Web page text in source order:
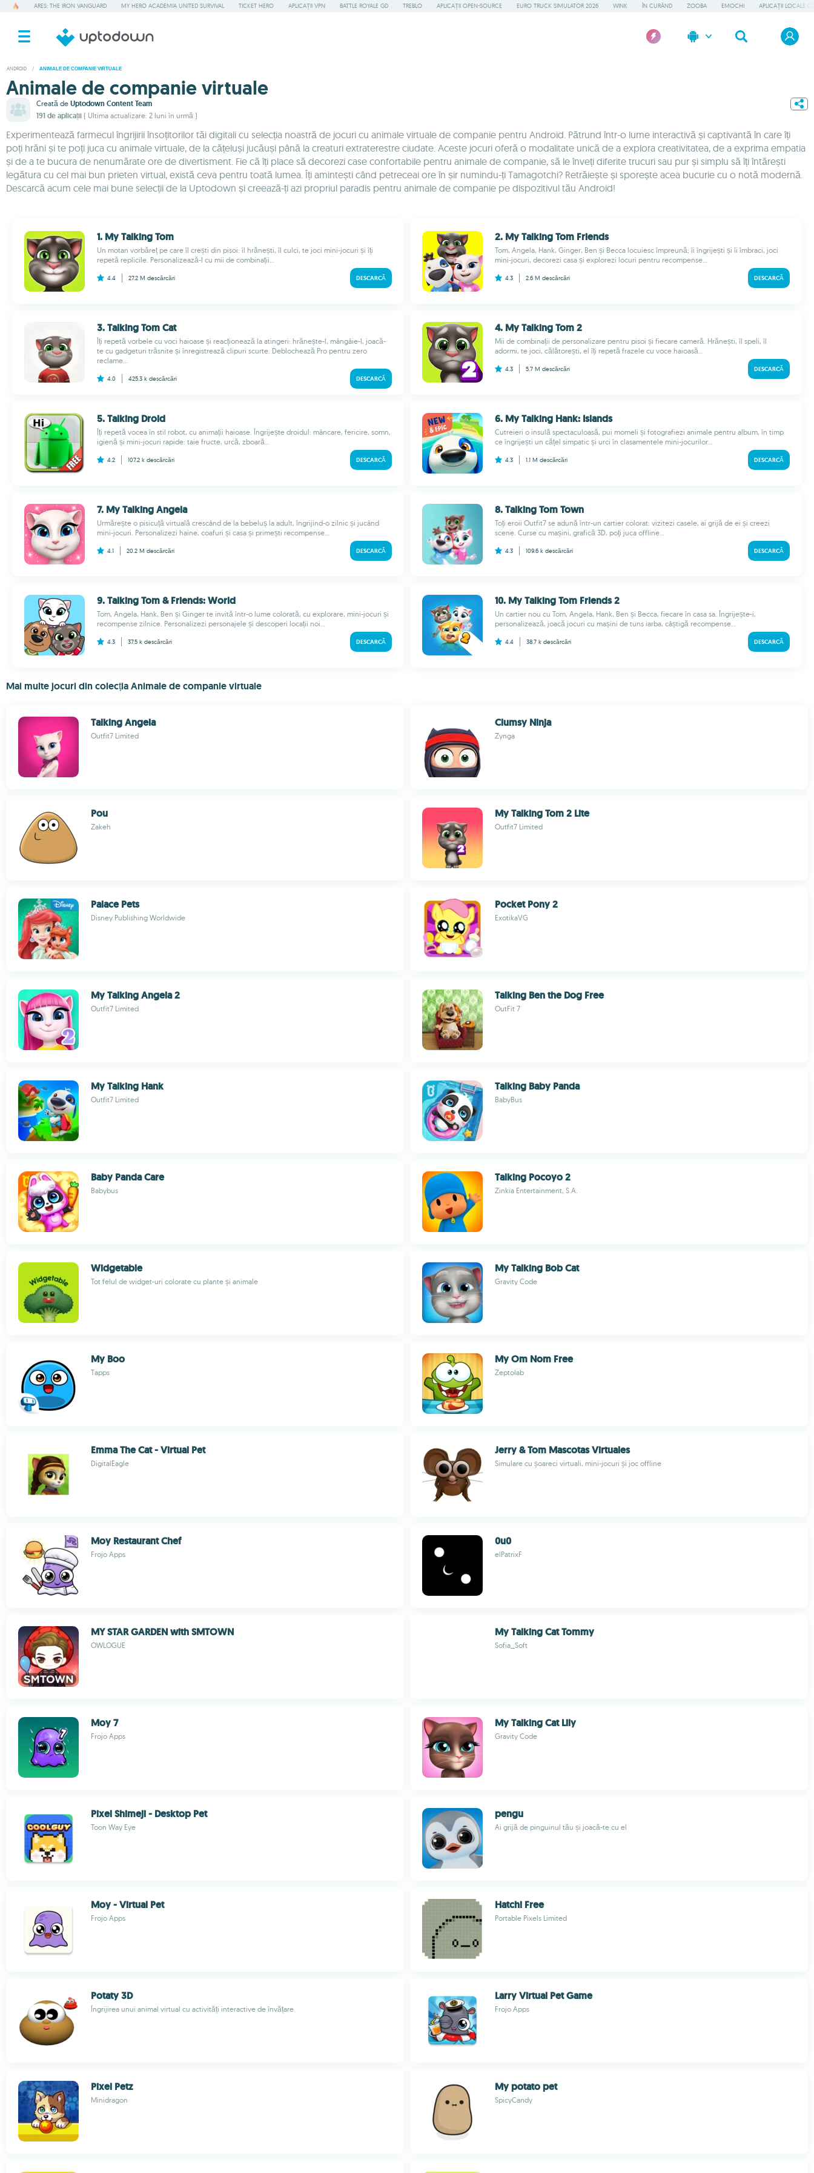
ARES: THE IRON VANGUARD MY HERO ACADEMIA UNITED SURVIVAL TICKET HERO APLICAȚII VPN BATTLE ROYALE GD TREBLO APLICAȚII OPEN-SOURCE EURO TRUCK SIMULATOR 2026 WINK ÎN CURÂND ZOOBA EMOCHI APLICAȚII LOCALE
ANDROID / ANIMALE DE COMPANIE VIRTUALE
Animale de companie virtuale
Creată de Uptodown Content Team
191 de aplicații ( Ultima actualizare: 2 luni în urmă )
Experimentează farmecul îngrijirii însoțitorilor tăi digitali cu selecția noastră de jocuri cu animale virtuale de companie pentru Android. Pătrund într-o lume interactivă și captivantă în care îți
poți hrăni și te poți juca cu animale virtuale, de la cățeluși jucăuși până la creaturi extraterestre ciudate. Aceste jocuri oferă o modalitate unică de a explora creativitatea, de a exprima empatia
și de a te bucura de nenumărate ore de divertisment. Fie că îți place să decorezi case confortabile pentru animale de companie, să le înveți diferite trucuri sau pur și simplu să îți întărești
legătura cu cel mai bun prieten virtual, există ceva pentru toată lumea. Îți amintești când petreceai ore în șir numindu-ți Tamagotchi? Retrăiește și sporește acea bucurie cu o notă modernă.
Descarcă acum cele mai bune selecții de la Uptodown și creează-ți azi propriul paradis pentru animale de companie pe dispozitivul tău Android!
1. My Talking Tom
Un motan vorbăreț pe care îl crești din pisoi: îl hrănești, îl culci, te joci mini-jocuri și îți
repetă replicile. Personalizează-l cu mii de combinații...
4.4 27.2 M descărcări DESCARCĂ
2. My Talking Tom Friends
Tom, Angela, Hank, Ginger, Ben și Becca locuiesc împreună; îi îngrijești și îi îmbraci, joci
mini-jocuri, decorezi casa și explorezi locuri pentru recompense...
4.3 2.6 M descărcări DESCARCĂ
3. Talking Tom Cat
Îți repetă vorbele cu voci haioase și reacționează la atingeri: hrănește-l, mângâie-l, joacă-
te cu gadgeturi trăsnite și înregistrează clipuri scurte. Deblochează Pro pentru zero
reclame...
4.0 425.3 k descărcări DESCARCĂ
4. My Talking Tom 2
Mii de combinații de personalizare pentru pisoi și fiecare cameră. Hrănești, îl speli, îl
adormi, te joci, călătorești, el îți repetă frazele cu voce haioasă...
4.3 5.7 M descărcări DESCARCĂ
5. Talking Droid
Îți repetă vocea în stil robot, cu animații haioase. Îngrijește droidul: mâncare, fericire, somn,
igienă și mini‑jocuri rapide: taie fructe, urcă, zboară...
4.2 107.2 k descărcări DESCARCĂ
6. My Talking Hank: Islands
Cutreieri o insulă spectaculoasă, pui momeli și fotografiezi animale pentru album, în timp
ce îngrijești un cățel simpatic și urci în clasamentele mini-jocurilor...
4.3 1.1 M descărcări DESCARCĂ
7. My Talking Angela
Urmărește o pisicuță virtuală crescând de la bebeluș la adult, îngrijind-o zilnic și jucând
mini-jocuri. Personalizezi haine, coafuri și casa și primești recompense...
4.1 20.2 M descărcări DESCARCĂ
8. Talking Tom Town
Toți eroii Outfit7 se adună într-un cartier colorat: vizitezi casele, ai grijă de ei și creezi
scene. Curse cu mașini, grafică 3D, poți juca offline...
4.3 109.6 k descărcări DESCARCĂ
9. Talking Tom & Friends: World
Tom, Angela, Hank, Ben și Ginger te invită într-o lume colorată, cu explorare, mini-jocuri și
recompense zilnice. Personalizezi personajele și descoperi locații noi...
4.3 37.5 k descărcări DESCARCĂ
10. My Talking Tom Friends 2
Un cartier nou cu Tom, Angela, Hank, Ben și Becca, fiecare în casa sa. Îngrijește-i,
personalizează, joacă jocuri cu mașini de tuns iarba, câștigă recompense...
4.4 38.7 k descărcări DESCARCĂ
Mai multe jocuri din colecția Animale de companie virtuale
Talking Angela
Outfit7 Limited
Clumsy Ninja
Zynga
Pou
Zakeh
My Talking Tom 2 Lite
Outfit7 Limited
Palace Pets
Disney Publishing Worldwide
Pocket Pony 2
ExotikaVG
My Talking Angela 2
Outfit7 Limited
Talking Ben the Dog Free
OutFit 7
My Talking Hank
Outfit7 Limited
Talking Baby Panda
BabyBus
Baby Panda Care
Babybus
Talking Pocoyo 2
Zinkia Entertainment, S.A.
Widgetable
Tot felul de widget-uri colorate cu plante și animale
My Talking Bob Cat
Gravity Code
My Boo
Tapps
My Om Nom Free
Zeptolab
Emma The Cat - Virtual Pet
DigitalEagle
Jerry & Tom Mascotas Virtuales
Simulare cu șoareci virtuali, mini-jocuri și joc offline
Moy Restaurant Chef
Frojo Apps
0u0
elPatrixF
MY STAR GARDEN with SMTOWN
OWLOGUE
My Talking Cat Tommy
Sofia_Soft
Moy 7
Frojo Apps
My Talking Cat Lily
Gravity Code
Pixel Shimeji - Desktop Pet
Toon Way Eye
pengu
Ai grijă de pinguinul tău și joacă-te cu el
Moy - Virtual Pet
Frojo Apps
Hatchi Free
Portable Pixels Limited
Potaty 3D
Îngrijirea unui animal virtual cu activități interactive de învățare
Larry Virtual Pet Game
Frojo Apps
Pixel Petz
Minidragon
My potato pet
SpicyCandy